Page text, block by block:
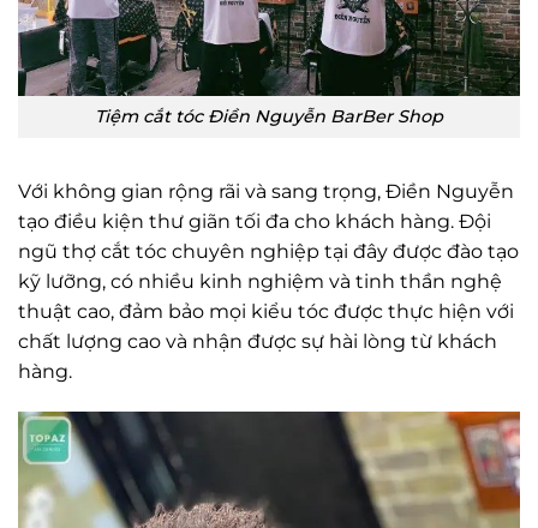
Tiệm cắt tóc Điền Nguyễn BarBer Shop
Với không gian rộng rãi và sang trọng, Điền Nguyễn
tạo điều kiện thư giãn tối đa cho khách hàng. Đội
ngũ thợ cắt tóc chuyên nghiệp tại đây được đào tạo
kỹ lưỡng, có nhiều kinh nghiệm và tinh thần nghệ
thuật cao, đảm bảo mọi kiểu tóc được thực hiện với
chất lượng cao và nhận được sự hài lòng từ khách
hàng.